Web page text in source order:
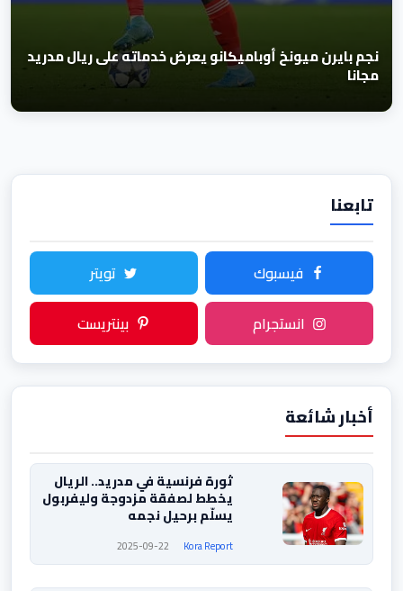
نجم بايرن ميونخ أوباميكانو يعرض خدماته على ريال مدريد
مجانا
تابعنا
فيسبوك
تويتر
انستجرام
بينتريست
أخبار شائعة
ثورة فرنسية في مدريد.. الريال
يخطط لصفقة مزدوجة وليفربول
يسلّم برحيل نجمه
Kora Report
2025-09-22